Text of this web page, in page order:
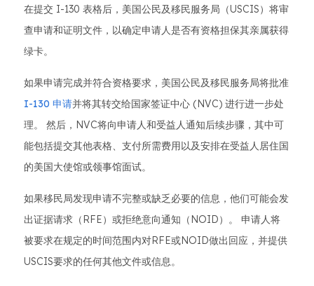
在提交 I-130 表格后，美国公民及移民服务局（USCIS）将审
查申请和证明文件，以确定申请人是否有资格担保其亲属获得
绿卡。
如果申请完成并符合资格要求，美国公民及移民服务局将批准
I-130 申请并将其转交给国家签证中心 (NVC) 进行进一步处
理。 然后，NVC将向申请人和受益人通知后续步骤，其中可
能包括提交其他表格、支付所需费用以及安排在受益人居住国
的美国大使馆或领事馆面试。
如果移民局发现申请不完整或缺乏必要的信息，他们可能会发
出证据请求（RFE）或拒绝意向通知（NOID）。 申请人将
被要求在规定的时间范围内对RFE或NOID做出回应，并提供
USCIS要求的任何其他文件或信息。